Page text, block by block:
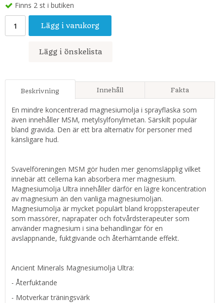
Finns 2 st i butiken
Lägg i varukorg
Lägg i önskelista
Beskrivning Innehåll Fakta
En mindre koncentrerad magnesiumolja i sprayflaska som
även innehåller MSM, metylsylfonylmetan. Särskilt populär
bland gravida. Den är ett bra alternativ för personer med
känsligare hud.
Svavelföreningen MSM gör huden mer genomsläpplig vilket
innebär att cellerna kan absorbera mer magnesium.
Magnesiumolja Ultra innehåller därför en lägre koncentration
av magnesium än den vanliga magnesiumoljan.
Magnesiumolja är mycket populärt bland kroppsterapeuter
som massörer, naprapater och fotvårdsterapeuter som
använder magnesium i sina behandlingar för en
avslappnande, fuktgivande och återhämtande effekt.
Ancient Minerals Magnesiumolja Ultra:
- Återfuktande
- Motverkar träningsvärk